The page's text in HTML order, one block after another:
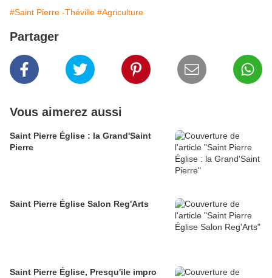
#Saint Pierre -Théville #Agriculture
Partager
Vous aimerez aussi
Saint Pierre Église : la Grand'Saint
Pierre
Saint Pierre Église Salon Reg'Arts
Saint Pierre Église, Presqu'ile impro